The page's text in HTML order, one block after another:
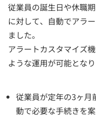
従業員の誕生日や休職
に対して、自動でアラ
ました。
アラートカスタマイズ
ような運用が可能となり
従業員が定年の3ヶ月
動で必要な手続きを